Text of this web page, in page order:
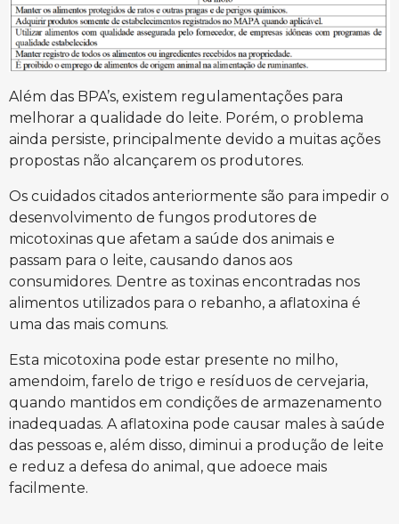
Além das BPA’s, existem regulamentações para
melhorar a qualidade do leite. Porém, o problema
ainda persiste, principalmente devido a muitas ações
propostas não alcançarem os produtores.
Os cuidados citados anteriormente são para impedir o
desenvolvimento de fungos produtores de
micotoxinas que afetam a saúde dos animais e
passam para o leite, causando danos aos
consumidores. Dentre as toxinas encontradas nos
alimentos utilizados para o rebanho, a aflatoxina é
uma das mais comuns.
Esta micotoxina pode estar presente no milho,
amendoim, farelo de trigo e resíduos de cervejaria,
quando mantidos em condições de armazenamento
inadequadas. A aflatoxina pode causar males à saúde
das pessoas e, além disso, diminui a produção de leite
e reduz a defesa do animal, que adoece mais
facilmente.